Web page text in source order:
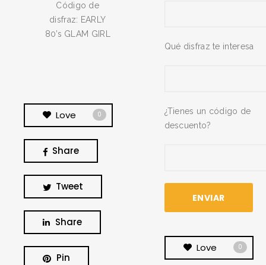
Código de
disfraz: EARLY
80’s GLAM GIRL
Love 0
Share
Tweet
Share
Pin
Qué disfraz te interesa
¿Tienes un código de
descuento?
Love 0